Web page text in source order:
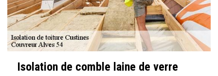
Isolation de comble laine de verre